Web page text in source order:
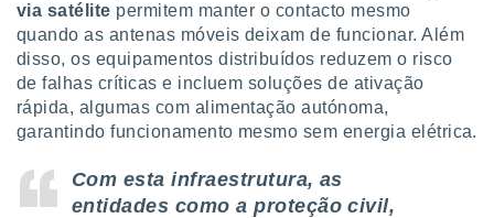
os
de
ou
de dados
fontes,
e melhorar
via satélite permitem manter o contacto mesmo
quando as antenas móveis deixam de funcionar. Além
disso, os equipamentos distribuídos reduzem o risco
de falhas críticas e incluem soluções de ativação
rápida, algumas com alimentação autónoma,
garantindo funcionamento mesmo sem energia elétrica.
Com esta infraestrutura, as
entidades como a proteção civil,